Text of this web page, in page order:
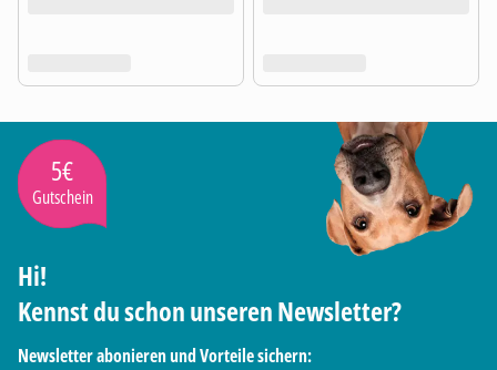
5€
Gutschein
Hi!
Kennst du schon unseren Newsletter?
Newsletter abonieren und Vorteile sichern: